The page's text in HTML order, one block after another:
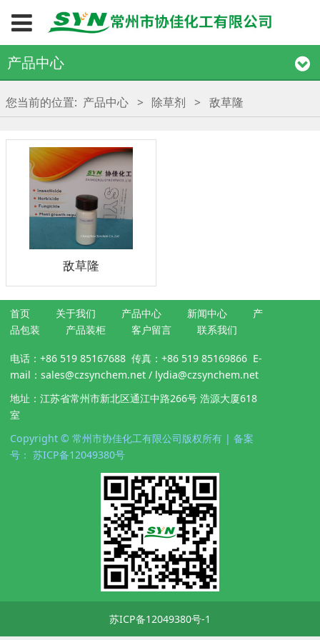
产品中心
您当前的位置: 产品中心 > 除草剂 > 敌草隆
敌草隆
首页 关于我们 产品中心 新闻中心
产
品包装
产品装柜 客户留言 联系我们
电话：+86 519 85167688 传真：+86 519 85169866 E-
mail：sales@czsynchem.net / lydia@czsynchem.net
地址：江苏省常州市新北区通江中路266号 浩源大厦618
室
Copyright © 常州市协佳化工有限公司版权所有 | 备案
号： 苏ICP备12049380号
苏ICP备12049380号-1